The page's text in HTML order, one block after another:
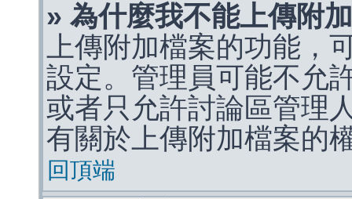
» 為什麼我不能上傳附
上傳附加檔案的功能，
設定。管理員可能不允
或者只允許討論區管理
有關於上傳附加檔案的
回頂端